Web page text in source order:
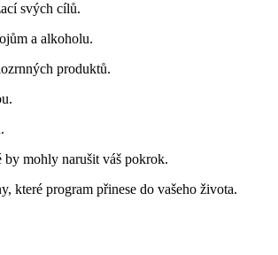
svých cílů.
a alkoholu.
produktů.
by mohly narušit váš pokrok.
které program přinese do vašeho života.